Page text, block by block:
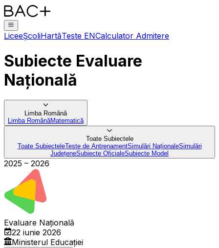
LiceeȘcoliHartăTeste ENCalculator Admitere
Subiecte Evaluare
Națională
Limba Română
Limba RomânăMatematică
Toate Subiectele
Toate SubiecteleTeste de AntrenamentSimulări NaționaleSimulări
JudețeneSubiecte OficialeSubiecte Model
2025 – 2026
Evaluare Națională
22 iunie 2026
Ministerul Educației